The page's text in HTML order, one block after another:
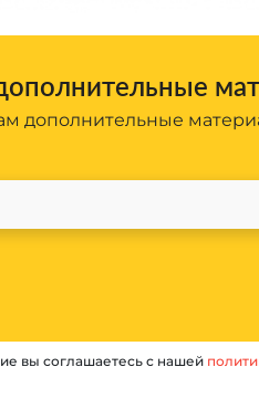
дополнительные
вы соглашаетесь с нашей